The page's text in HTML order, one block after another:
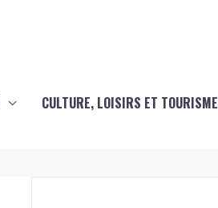
CULTURE, LOISIRS ET TOURISME